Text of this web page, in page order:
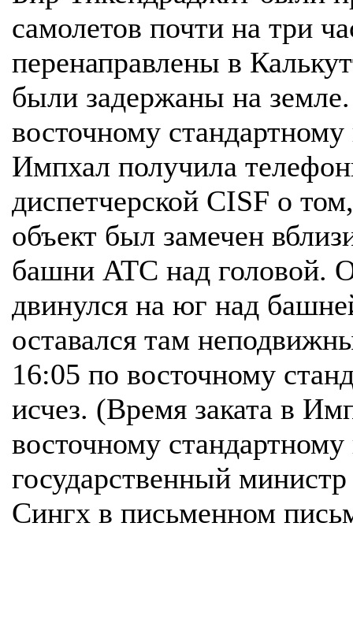
самолетов почти на три
перенаправлены в
были задержаны на
восточному
Импхал получила
диспетчерской CISF о
объект был замечен
башни ATC над головой.
двинулся на юг над
оставался там
16:05 по восточному
исчез. (Время заката в
восточному
государственный
Сингх в письменном